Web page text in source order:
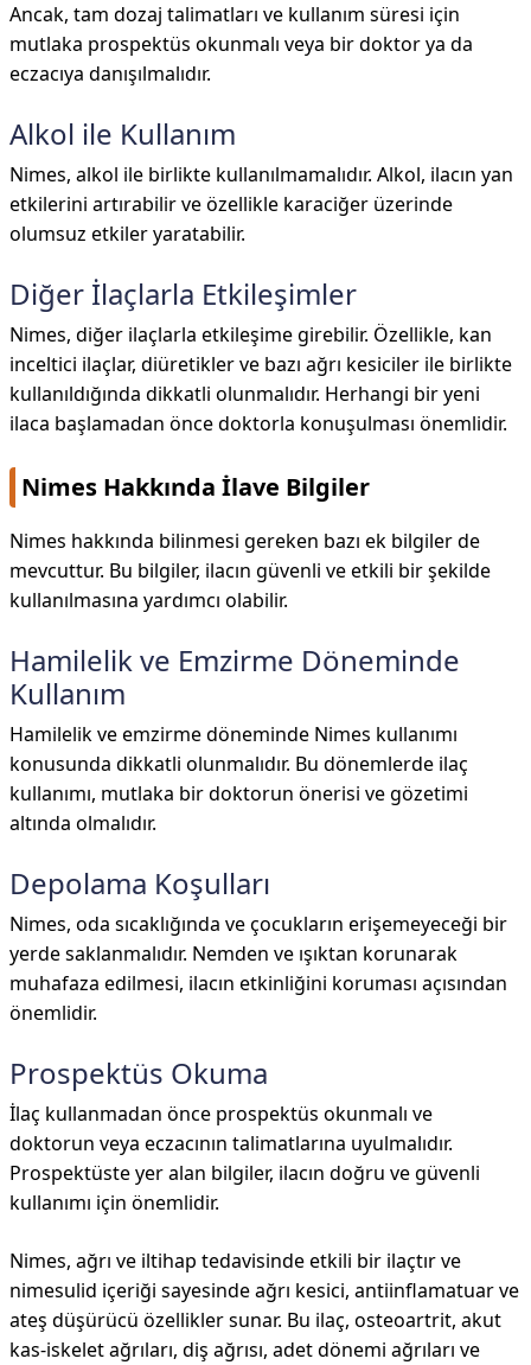
Ancak, tam dozaj talimatları ve kullanım süresi için
mutlaka prospektüs okunmalı veya bir doktor ya da
eczacıya danışılmalıdır.
Alkol ile Kullanım
Nimes, alkol ile birlikte kullanılmamalıdır. Alkol, ilacın yan
etkilerini artırabilir ve özellikle karaciğer üzerinde
olumsuz etkiler yaratabilir.
Diğer İlaçlarla Etkileşimler
Nimes, diğer ilaçlarla etkileşime girebilir. Özellikle, kan
inceltici ilaçlar, diüretikler ve bazı ağrı kesiciler ile birlikte
kullanıldığında dikkatli olunmalıdır. Herhangi bir yeni
ilaca başlamadan önce doktorla konuşulması önemlidir.
Nimes Hakkında İlave Bilgiler
Nimes hakkında bilinmesi gereken bazı ek bilgiler de
mevcuttur. Bu bilgiler, ilacın güvenli ve etkili bir şekilde
kullanılmasına yardımcı olabilir.
Hamilelik ve Emzirme Döneminde
Kullanım
Hamilelik ve emzirme döneminde Nimes kullanımı
konusunda dikkatli olunmalıdır. Bu dönemlerde ilaç
kullanımı, mutlaka bir doktorun önerisi ve gözetimi
altında olmalıdır.
Depolama Koşulları
Nimes, oda sıcaklığında ve çocukların erişemeyeceği bir
yerde saklanmalıdır. Nemden ve ışıktan korunarak
muhafaza edilmesi, ilacın etkinliğini koruması açısından
önemlidir.
Prospektüs Okuma
İlaç kullanmadan önce prospektüs okunmalı ve
doktorun veya eczacının talimatlarına uyulmalıdır.
Prospektüste yer alan bilgiler, ilacın doğru ve güvenli
kullanımı için önemlidir.
Nimes, ağrı ve iltihap tedavisinde etkili bir ilaçtır ve
nimesulid içeriği sayesinde ağrı kesici, antiinflamatuar ve
ateş düşürücü özellikler sunar. Bu ilaç, osteoartrit, akut
kas-iskelet ağrıları, diş ağrısı, adet dönemi ağrıları ve